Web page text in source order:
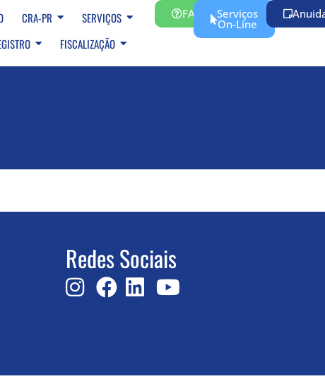
CRA-PR
SERVIÇOS
FISCALIZAÇÃO
FAQ Serviços
On-Line
Redes Sociais